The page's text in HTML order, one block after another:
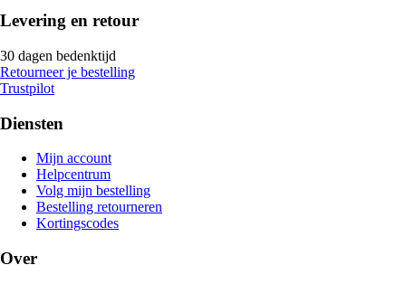
Levering en retour
30 dagen bedenktijd
Retourneer je bestelling
Trustpilot
Diensten
Mijn account
Helpcentrum
Volg mijn bestelling
Bestelling retourneren
Kortingscodes
Over